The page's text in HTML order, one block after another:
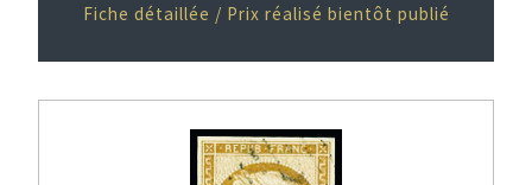
Fiche détaillée / Prix réalisé bientôt publié